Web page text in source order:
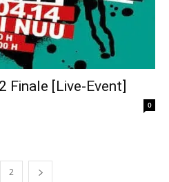
Finale [Live-Event]
0
2